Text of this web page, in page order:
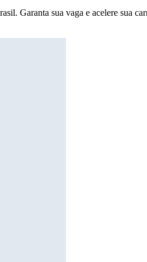
Garanta sua vaga e acelere sua